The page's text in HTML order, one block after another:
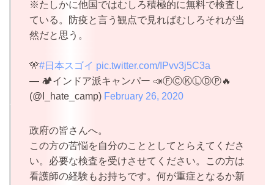
※たしかに他国ではむしろ積極的に無料で検査し
ている。防疫と言う観点で見ればむしろそれが当
然だと思う。
🎌#日本スゴイ pic.twitter.com/IPvv3j5C3a
— 🏕インドア派キャンパー 📣ⒻⒸⓀⓁⒹⓅ🔥
(@I_hate_camp) February 26, 2020
政府の皆さんへ。
この方の苦悩を自分のこととしてとらえてくださ
い。必要な検査を受けさせてください。この方は
看護師の経験もお持ちです。何が重症となるか新